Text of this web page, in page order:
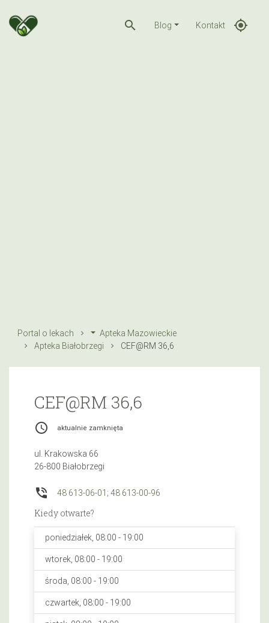
search Blog Kontakt gps_fixed
Portal o lekach
Apteka Mazowieckie
Apteka Białobrzegi
CEF@RM 36,6
CEF@RM 36,6
access_time aktualnie zamknięta
ul. Krakowska 66
26-800 Białobrzegi
phone_in_talk 48 613-06-01; 48 613-00-96
Kiedy otwarte?
poniedziałek, 08:00 - 19:00
wtorek, 08:00 - 19:00
środa, 08:00 - 19:00
czwartek, 08:00 - 19:00